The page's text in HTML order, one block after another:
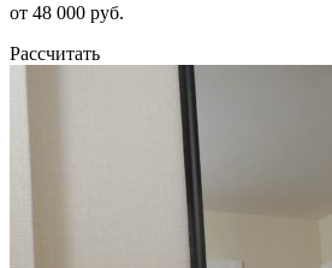
от 48 000 руб.
Рассчитать